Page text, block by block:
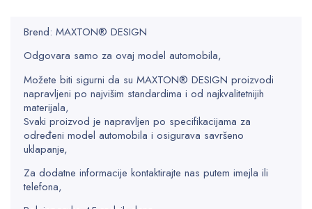
Brend: MAXTON® DESIGN
Odgovara samo za ovaj model automobila,
Možete biti sigurni da su MAXTON® DESIGN proizvodi
napravljeni po najvišim standardima i od najkvalitetnijih
materijala,
Svaki proizvod je napravljen po specifikacijama za
određeni model automobila i osigurava savršeno
uklapanje,
Za dodatne informacije kontaktirajte nas putem imejla ili
telefona,